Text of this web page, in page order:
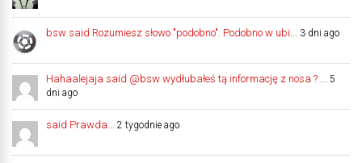
bsw said Rozumiesz słowo "podobno". Podobno w ubi... 3 dni ago
Hahaalejaja said @bsw wydłubałeś tą informację z nosa ? ...
5
dni ago
said Prawda... 2 tygodnie ago